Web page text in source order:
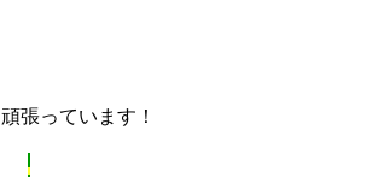
張っています！